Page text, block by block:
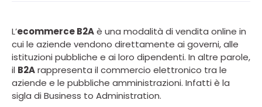
L’ecommerce B2Aè una modalità di vendita online in
cui le aziende vendono direttamente ai governi, alle
istituzioni pubbliche e ai loro dipendenti. In altre parole,
il B2Arappresenta il commercio elettronico tra le
aziende e le pubbliche amministrazioni. Infatti è la
sigla di Business to Administration.